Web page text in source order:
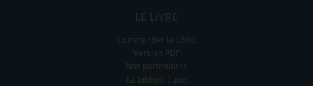
LE LiVRE
Commander le LiVRE
Version PDF
Nos partenaires
La bibliothèque